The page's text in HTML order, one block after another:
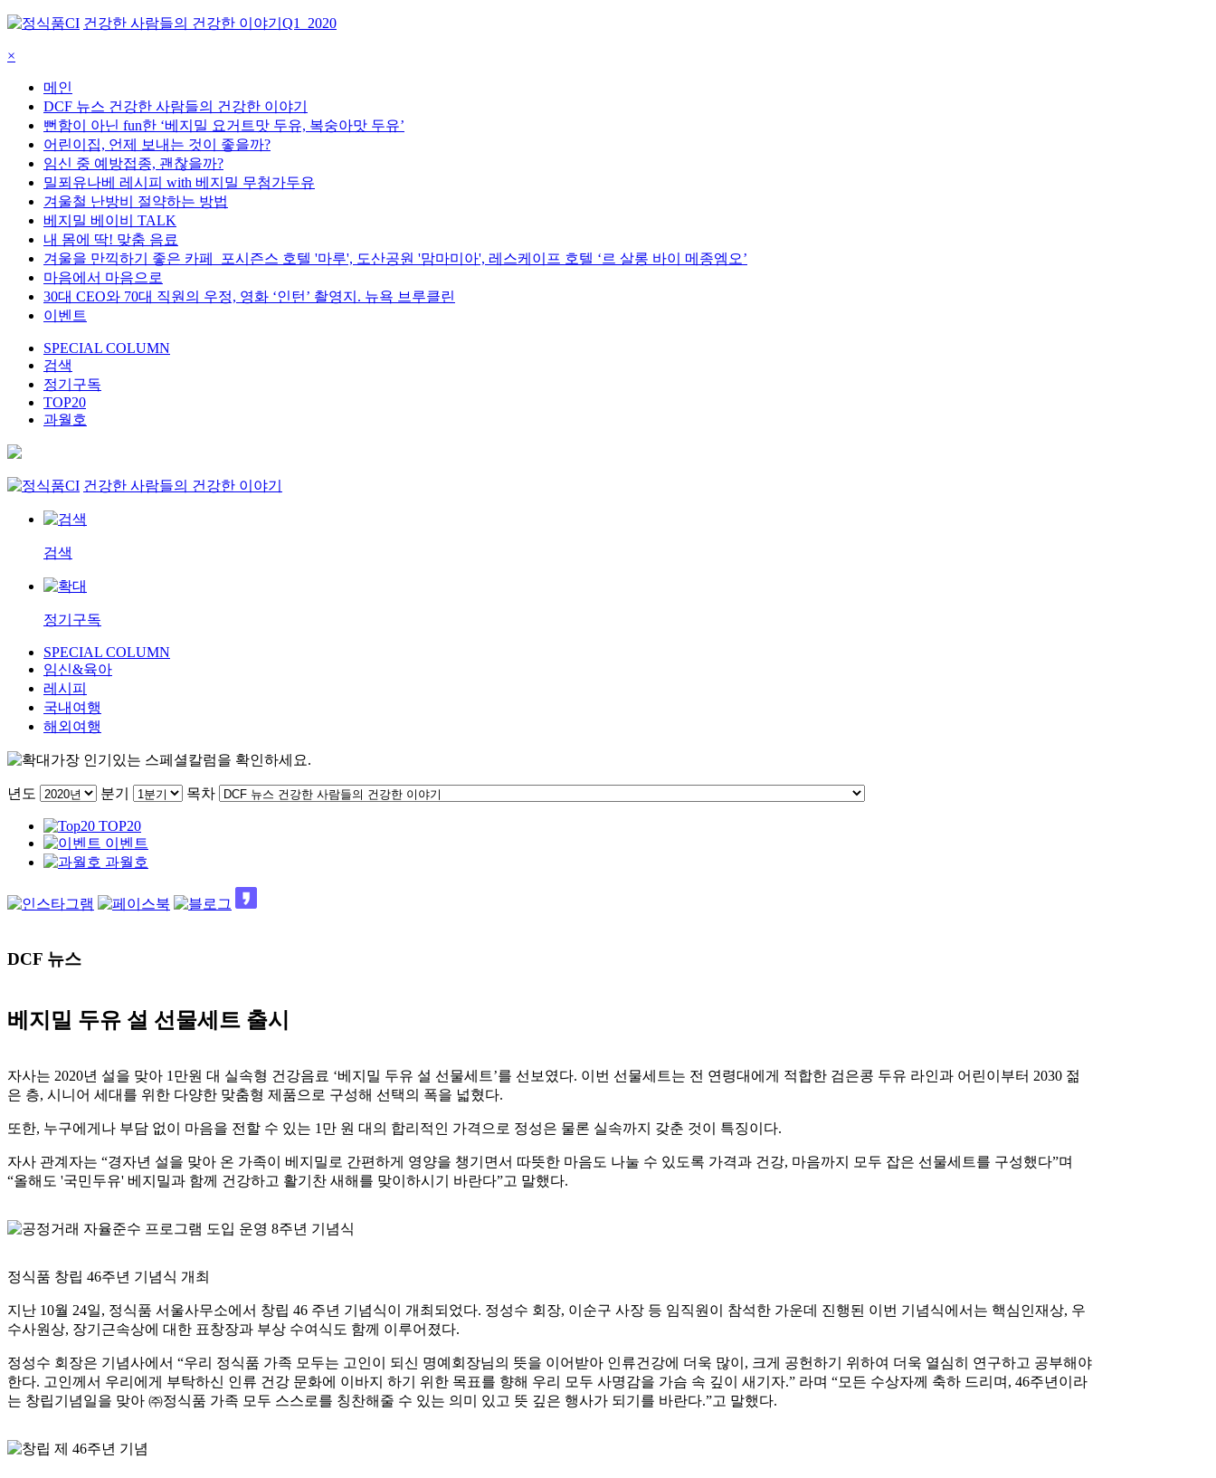
건강한 사람들의 건강한 이야기 Q1_2020
×
메인
DCF 뉴스 건강한 사람들의 건강한 이야기
뻔함이 아닌 fun한 ‘베지밀 요거트맛 두유, 복숭아맛 두유’
어린이집, 언제 보내는 것이 좋을까?
임신 중 예방접종, 괜찮을까?
밀푀유나베 레시피 with 베지밀 무첨가두유
겨울철 난방비 절약하는 방법
베지밀 베이비 TALK
내 몸에 딱! 맞춤 음료
겨울을 만끽하기 좋은 카페_포시즌스 호텔 '마루', 도산공원 '맘마미아', 레스케이프 호텔 ‘르 살롱 바이 메종엠오’
마음에서 마음으로
30대 CEO와 70대 직원의 우정, 영화 ‘인턴’ 촬영지. 뉴욕 브루클린
이벤트
SPECIAL COLUMN
검색
정기구독
TOP20
과월호
건강한 사람들의 건강한 이야기
검색
정기구독
SPECIAL COLUMN
임신&육아
레시피
국내여행
해외여행
가장 인기있는 스페셜칼럼을 확인하세요.
년도 분기 목차
TOP20
이벤트
과월호
DCF 뉴스
베지밀 두유 설 선물세트 출시
자사는 2020년 설을 맞아 1만원 대 실속형 건강음료 ‘베지밀 두유 설 선물세트’를 선보였다. 이번 선물세트는 전 연령대에게 적합한 검은콩 두유 라인과 어린이부터 2030 젊
은 층, 시니어 세대를 위한 다양한 맞춤형 제품으로 구성해 선택의 폭을 넓혔다.
또한, 누구에게나 부담 없이 마음을 전할 수 있는 1만 원 대의 합리적인 가격으로 정성은 물론 실속까지 갖춘 것이 특징이다.
자사 관계자는 “경자년 설을 맞아 온 가족이 베지밀로 간편하게 영양을 챙기면서 따뜻한 마음도 나눌 수 있도록 가격과 건강, 마음까지 모두 잡은 선물세트를 구성했다”며
“올해도 '국민두유' 베지밀과 함께 건강하고 활기찬 새해를 맞이하시기 바란다”고 말했다.
정식품 창립 46주년 기념식 개최
지난 10월 24일, 정식품 서울사무소에서 창립 46 주년 기념식이 개최되었다. 정성수 회장, 이순구 사장 등 임직원이 참석한 가운데 진행된 이번 기념식에서는 핵심인재상, 우
수사원상, 장기근속상에 대한 표창장과 부상 수여식도 함께 이루어졌다.
정성수 회장은 기념사에서 “우리 정식품 가족 모두는 고인이 되신 명예회장님의 뜻을 이어받아 인류건강에 더욱 많이, 크게 공헌하기 위하여 더욱 열심히 연구하고 공부해야
한다. 고인께서 우리에게 부탁하신 인류 건강 문화에 이바지 하기 위한 목표를 향해 우리 모두 사명감을 가슴 속 깊이 새기자.” 라며 “모든 수상자께 축하 드리며, 46주년이라
는 창립기념일을 맞아 ㈜정식품 가족 모두 스스로를 칭찬해줄 수 있는 의미 있고 뜻 깊은 행사가 되기를 바란다.”고 말했다.